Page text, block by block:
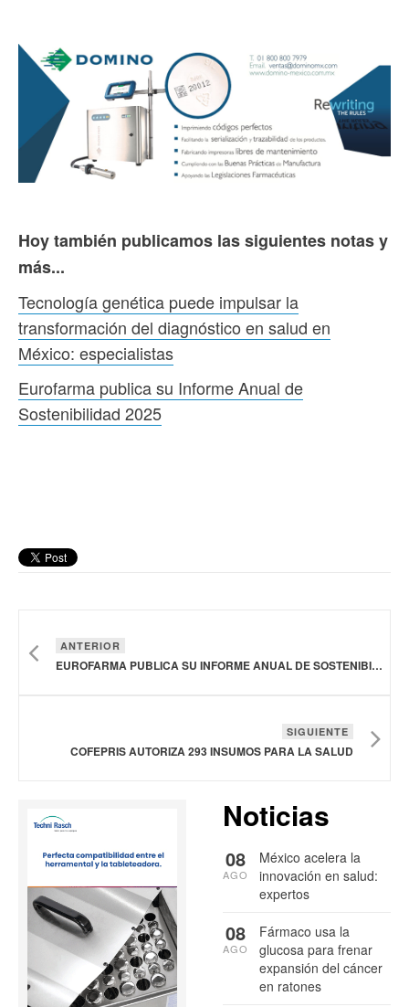
Hoy también publicamos las siguientes notas y
más...
Tecnología genética puede impulsar la
transformación del diagnóstico en salud en
México: especialistas
Eurofarma publica su Informe Anual de
Sostenibilidad 2025
ANTERIOR
EUROFARMA PUBLICA SU INFORME ANUAL DE SOSTENIBILIDAD 2025
SIGUIENTE
COFEPRIS AUTORIZA 293 INSUMOS PARA LA SALUD
Noticias
México acelera la
innovación en salud:
expertos
08
AGO
Fármaco usa la
glucosa para frenar
expansión del cáncer
en ratones
08
AGO